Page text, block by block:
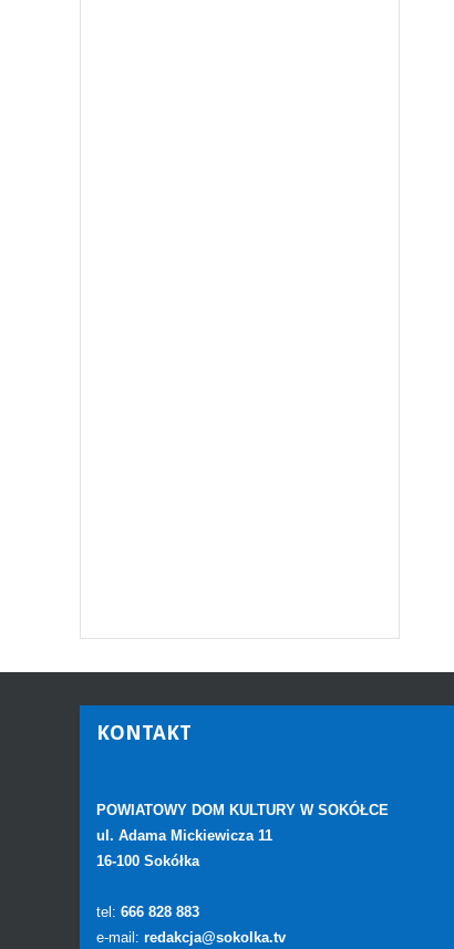
KONTAKT
POWIATOWY DOM KULTURY W SOKÓŁCE
ul. Adama Mickiewicza 11
16-100 Sokółka
tel: 666 828 883
e-mail: redakcja@sokolka.tv